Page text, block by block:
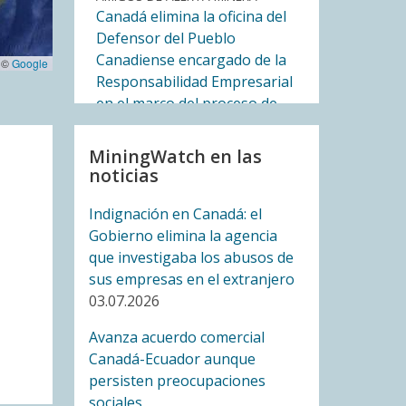
©Google
Canadá elimina la oficina del
Defensor del Pueblo
Canadiense encargado de la
Responsabilidad Empresarial
en el marco del proceso de
ratificación de un acuerdo
comercial con Ecuador
14.07.2026
AMIGOS DE ALERTA MINERA
A un año de la Asamblea
Ciudadana por la defensa del
Agua y los Páramos del
Azuay: el Quinto Río sigue
09.07.2026
BLOG ENTRY
MiningWatch en las
noticias
Indignación en Canadá: el
Gobierno elimina la agencia
que investigaba los abusos de
sus empresas en el extranjero
03.07.2026
Avanza acuerdo comercial
Canadá-Ecuador aunque
persisten preocupaciones
sociales